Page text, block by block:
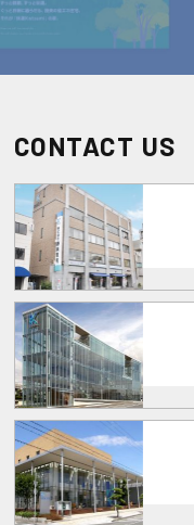
CONTACT US